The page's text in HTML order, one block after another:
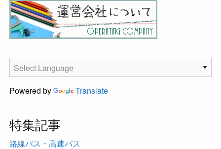
Powered by Translate
特集記事
路線バス・高速バス